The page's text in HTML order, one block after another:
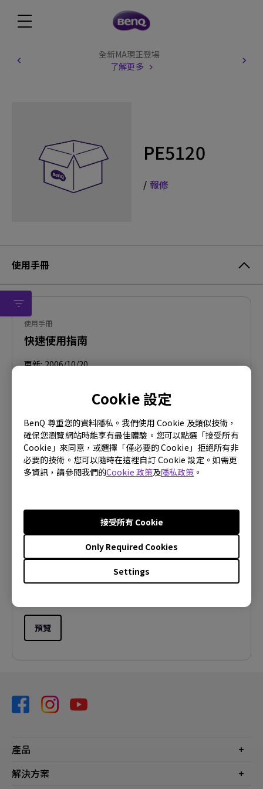
Cookie 設定
BenQ 尊重您的資料隱私。我們使用 Cookie 及類似技術，
確保您瀏覽網站時能享有最佳體驗。您可以點選「接受所有
Cookie」來同意，或選擇「僅必要的 Cookie」拒絕所有非
必要的技術。您可以隨時在這裡自訂 Cookie 設定。如需更
多資訊，請參閱我們的Cookie 政策及隱私政策 。
Settings
Only Required Cookies
接受所有 Cookie
全新MA現正登場
了解更多
PE5120
/ 報修
使用手冊
使用手冊
快速使用指南
更新:2006/10/20
預覽
使用手冊
2006/10/20
Traditional Chinese
檔案大小:1.57 MB
預覽
產品
投影機
解決方案